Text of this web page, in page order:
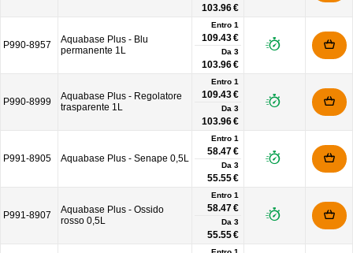
103.96 €
P990-8957
Aquabase Plus - Blu
permanente 1L
Entro 1
109.43 €
Da 3
103.96 €
P990-8999
Aquabase Plus - Regolatore
trasparente 1L
Entro 1
109.43 €
Da 3
103.96 €
P991-8905 Aquabase Plus - Senape 0,5L
Entro 1
58.47 €
Da 3
55.55 €
P991-8907
Aquabase Plus - Ossido
rosso 0,5L
Entro 1
58.47 €
Da 3
55.55 €